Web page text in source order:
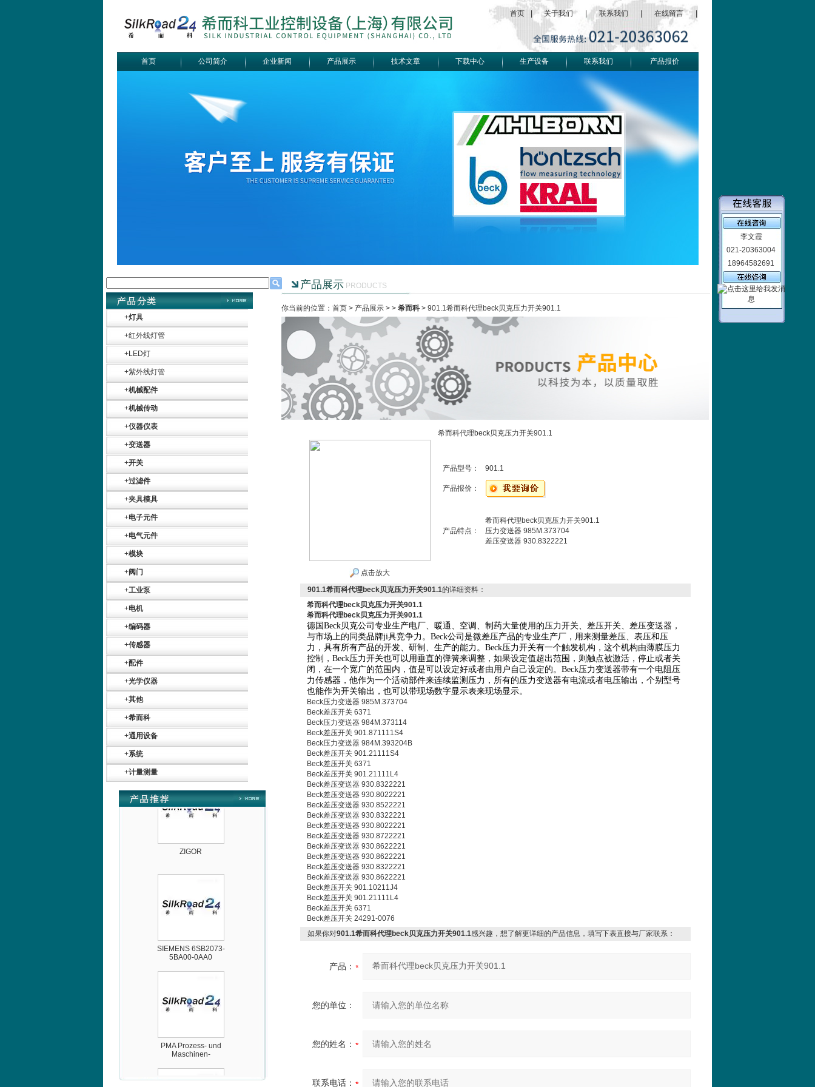
首页 关于我们 联系我们 在线留言
首页 公司简介 企业新闻 产品展示 技术文章 下载中心 生产设备 联系我们 产品报价
+灯具
+红外线灯管
+LED灯
+紫外线灯管
+机械配件
+机械传动
+仪器仪表
+变送器
+开关
+过滤件
+夹具模具
+电子元件
+电气元件
+模块
+阀门
+工业泵
+电机
+编码器
+传感器
+配件
+光学仪器
+其他
+希而科
+通用设备
+系统
+计量测量
SR+KH-AFB AF24-
5BA00-0AA0
Maschinen-
Automation GmbH
产品展示PRODUCTS
你当前的位置：首页 > 产品展示> > 希而科> 901.1希而科代理beck贝克压力开关901.1
希而科代理beck贝克压力开关901.1
点击放大
产品型号： 901.1
产品报价：
产品特点：
希而科代理beck贝克压力开关901.1
压力变送器 985M.373704
差压变送器 930.8322221
901.1希而科代理beck贝克压力开关901.1的详细资料：
希而科代理beck贝克压力开关901.1
希而科代理beck贝克压力开关901.1
德国Beck贝克公司专业生产电厂、暖通、空调、制药大量使用的压力开关、差压开关、差压变送器，
与市场上的同类品牌ji具竞争力。Beck公司是微差压产品的专业生产厂，用来测量差压、表压和压
力，具有所有产品的开发、研制、生产的能力。Beck压力开关有一个触发机构，这个机构由薄膜压力
控制，Beck压力开关也可以用垂直的弹簧来调整，如果设定值超出范围，则触点被激活，停止或者关
闭，在一个宽广的范围内，值是可以设定好或者由用户自己设定的。Beck压力变送器带有一个电阻压
力传感器，他作为一个活动部件来连续监测压力，所有的压力变送器有电流或者电压输出，个别型号
也能作为开关输出，也可以带现场数字显示表来现场显示。
Beck压力变送器 985M.373704
Beck差压开关 6371
Beck压力变送器 984M.373114
Beck差压开关 901.871111S4
Beck压力变送器 984M.393204B
Beck差压开关 901.21111S4
Beck差压开关 6371
Beck差压开关 901.21111L4
Beck差压变送器 930.8322221
Beck差压变送器 930.8022221
Beck差压变送器 930.8522221
Beck差压变送器 930.8322221
Beck差压变送器 930.8022221
Beck差压变送器 930.8722221
Beck差压变送器 930.8622221
Beck差压变送器 930.8622221
Beck差压变送器 930.8322221
Beck差压变送器 930.8622221
Beck差压开关 901.10211J4
Beck差压开关 901.21111L4
Beck差压开关 6371
Beck差压开关 24291-0076
如果你对901.1希而科代理beck贝克压力开关901.1感兴趣，想了解更详细的产品信息，填写下表直接与厂家联系：
产品：
您的单位：
您的姓名：
联系电话：
李文霞
021-20363004
18964582691